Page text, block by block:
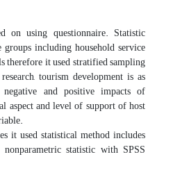
on using questionnaire. Statistic
including household service
therefore it used stratified sampling
tourism development is as
and positive impacts of
aspect and level of support of host
it used statistical method includes
statistic with SPSS